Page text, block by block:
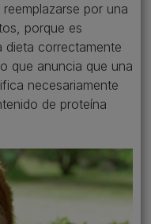
por una
porque es
dieta correctamente
que anuncia que una
necesariamente
de proteína